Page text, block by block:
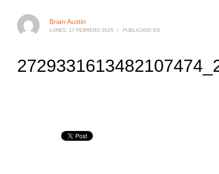
Brian Austin
LUNES, 17 FEBRERO 2025 / PUBLICADO EN